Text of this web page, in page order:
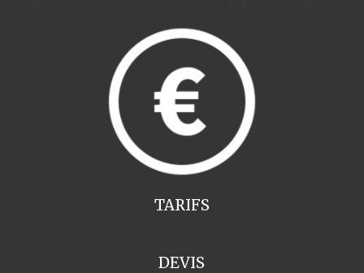
TARIFS
DEVIS